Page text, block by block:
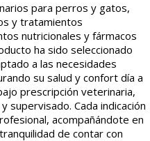
para perros y gatos,
y tratamientos
nutricionales y fármacos
ha sido seleccionado
a las necesidades
su salud y confort día a
prescripción veterinaria,
supervisado. Cada indicación
acompañándote en
de contar con